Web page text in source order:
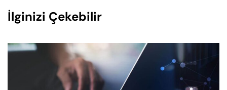
İlginizi Çekebilir